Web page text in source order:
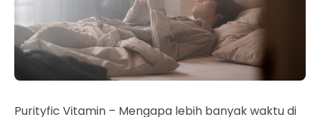
Purityfic Vitamin – Mengapa lebih banyak waktu di